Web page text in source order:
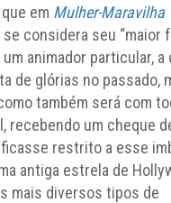
em Mulher-Maravilha
considera seu “maior
animador particular,
de glórias no passado,
também será com
recebendo um cheque
restrito a esse
antiga estrela de
mais diversos tipos de